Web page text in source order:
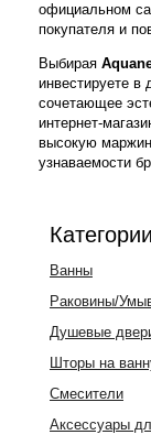
официальном
покупателя и
Выбирая
инвестируете в
сочетающее
интернет-
высокую
узнаваемости
Ванны
Раковины/
Душевые
Шторы на
Смесители
Аксессуары